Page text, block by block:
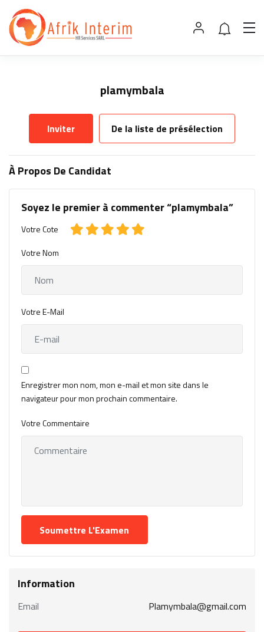
plamymbala
Inviter De la liste de présélection
À Propos De Candidat
Soyez le premier à commenter “plamymbala”
Votre Cote
Votre Nom
Votre E-Mail
Enregistrer mon nom, mon e-mail et mon site dans le
navigateur pour mon prochain commentaire.
Votre Commentaire
Information
Email Plamymbala@gmail.com